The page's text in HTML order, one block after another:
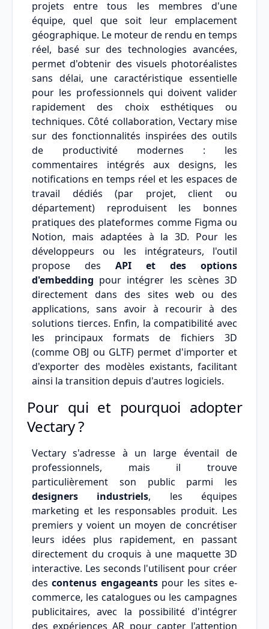
projets entre tous les membres d'une
équipe, quel que soit leur emplacement
géographique. Le moteur de rendu en temps
réel, basé sur des technologies avancées,
permet d'obtenir des visuels photoréalistes
sans délai, une caractéristique essentielle
pour les professionnels qui doivent valider
rapidement des choix esthétiques ou
techniques. Côté collaboration, Vectary mise
sur des fonctionnalités inspirées des outils
de productivité modernes : les
commentaires intégrés aux designs, les
notifications en temps réel et les espaces de
travail dédiés (par projet, client ou
département) reproduisent les bonnes
pratiques des plateformes comme Figma ou
Notion, mais adaptées à la 3D. Pour les
développeurs ou les intégrateurs, l'outil
propose des API et des options
d'embedding pour intégrer les scènes 3D
directement dans des sites web ou des
applications, sans avoir à recourir à des
solutions tierces. Enfin, la compatibilité avec
les principaux formats de fichiers 3D
(comme OBJ ou GLTF) permet d'importer et
d'exporter des modèles existants, facilitant
ainsi la transition depuis d'autres logiciels.
Pour qui et pourquoi adopter
Vectary ?
Vectary s'adresse à un large éventail de
professionnels, mais il trouve
particulièrement son public parmi les
designers industriels, les équipes
marketing et les responsables produit. Les
premiers y voient un moyen de concrétiser
leurs idées plus rapidement, en passant
directement du croquis à une maquette 3D
interactive. Les seconds l'utilisent pour créer
descontenus engageantspour les sites e-
commerce, les catalogues ou les campagnes
publicitaires, avec la possibilité d'intégrer
des expériences AR pour capter l'attention